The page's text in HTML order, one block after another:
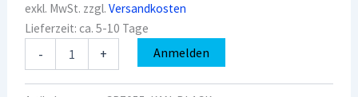
exkl. MwSt. zzgl.Versandkosten
Lieferzeit:ca. 5-10 Tage
-
CP7055-
Schwarz
+ Anmelden